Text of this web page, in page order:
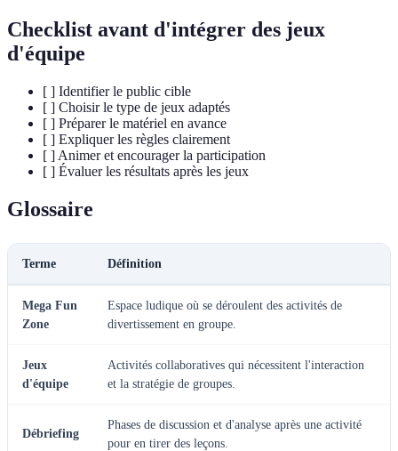
Checklist avant d'intégrer des jeux
d'équipe
[ ] Identifier le public cible
[ ] Choisir le type de jeux adaptés
[ ] Préparer le matériel en avance
[ ] Expliquer les règles clairement
[ ] Animer et encourager la participation
[ ] Évaluer les résultats après les jeux
Glossaire
Terme Définition
Mega Fun
Zone
Espace ludique où se déroulent des activités de
divertissement en groupe.
Jeux
d'équipe
Activités collaboratives qui nécessitent l'interaction
et la stratégie de groupes.
Débriefing
Phases de discussion et d'analyse après une activité
pour en tirer des leçons.